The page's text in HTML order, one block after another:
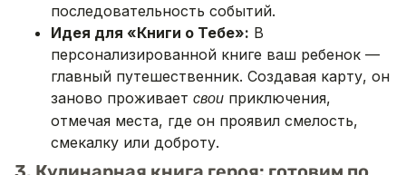
последовательность событий.
Идея для «Книги о Тебе»: В
персонализированной книге ваш ребенок —
главный путешественник. Создавая карту, он
заново проживает свои приключения,
отмечая места, где он проявил смелость,
смекалку или доброту.